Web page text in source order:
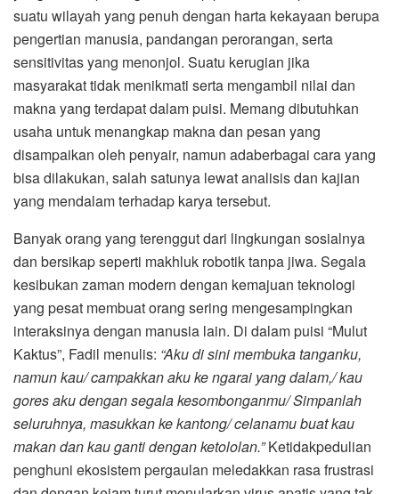
suatu wilayah yang penuh dengan harta kekayaan berupa
pengertian manusia, pandangan perorangan, serta
sensitivitas yang menonjol. Suatu kerugian jika
masyarakat tidak menikmati serta mengambil nilai dan
makna yang terdapat dalam puisi. Memang dibutuhkan
usaha untuk menangkap makna dan pesan yang
disampaikan oleh penyair, namun adaberbagai cara yang
bisa dilakukan, salah satunya lewat analisis dan kajian
yang mendalam terhadap karya tersebut.
Banyak orang yang terenggut dari lingkungan sosialnya
dan bersikap seperti makhluk robotik tanpa jiwa. Segala
kesibukan zaman modern dengan kemajuan teknologi
yang pesat membuat orang sering mengesampingkan
interaksinya dengan manusia lain. Di dalam puisi “Mulut
Kaktus”, Fadil menulis: “Aku di sini membuka tanganku,
namun kau/ campakkan aku ke ngarai yang dalam,/ kau
gores aku dengan segala kesombonganmu/ Simpanlah
seluruhnya, masukkan ke kantong/ celanamu buat kau
makan dan kau ganti dengan ketololan.”Ketidakpedulian
penghuni ekosistem pergaulan meledakkan rasa frustrasi